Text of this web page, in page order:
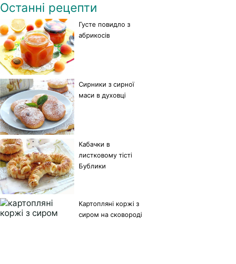
Останні рецепти
Густе повидло з
абрикосів
Сирники з сирної
маси в духовці
Кабачки в
листковому тісті
Бублики
Картопляні коржі з
сиром на сковороді